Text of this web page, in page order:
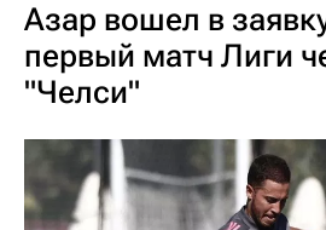
Азар вошел в
первый матч Лиги
"Челси"